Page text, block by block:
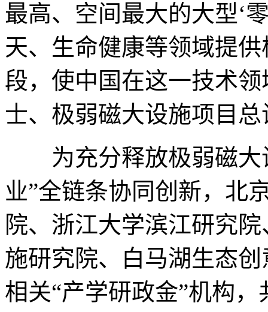
最高、空间最大的大型‘
天、生命健康等领域提
段，使中国在这一技术
士、极弱磁大设施项目
为充分释放极弱磁大
业”全链条协同创新，北
院、浙江大学滨江研究
施研究院、白马湖生态
相关“产学研政金”机构